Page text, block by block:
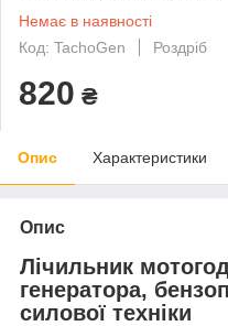
Немає в наявності
Код: TachoGen
Роздріб
820 ₴
Опис Характеристики
Опис
Лічильник
генератора,
силової техніки